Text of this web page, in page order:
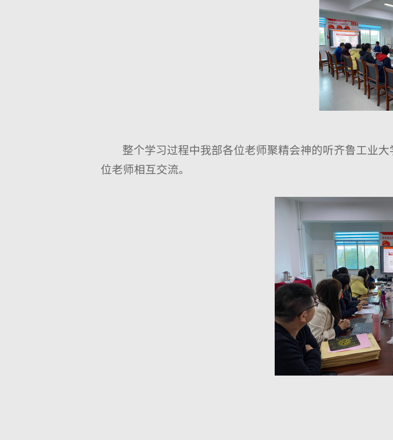
整个学习过程中我部各位老师聚精会神的听齐鲁工业
位老师相互交流。